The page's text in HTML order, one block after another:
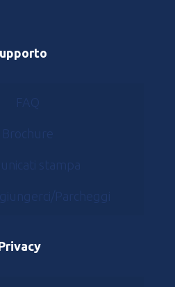
FAQ
Brochure
stampa
Parcheggi